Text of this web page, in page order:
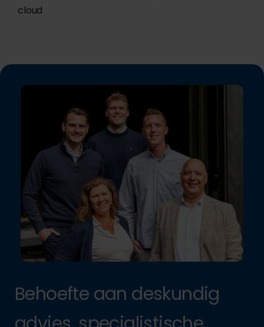
cloud
Behoefte aan deskundig